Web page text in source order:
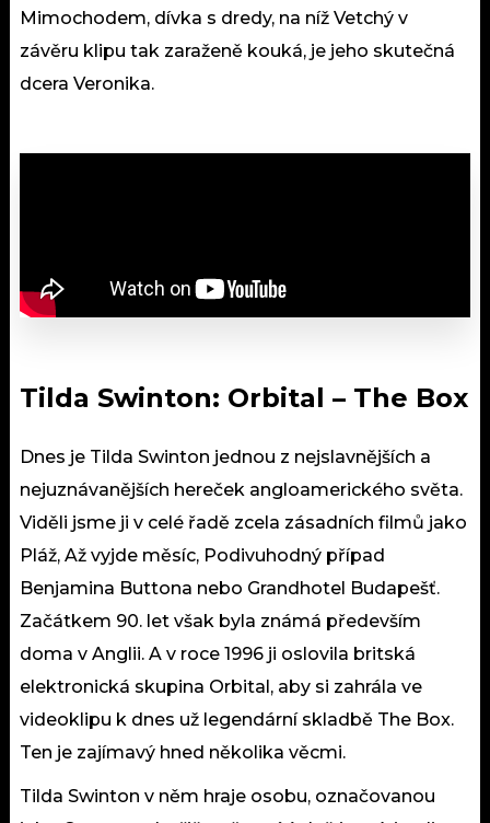
Mimochodem, dívka s dredy, na níž Vetchý v
závěru klipu tak zaraženě kouká, je jeho skutečná
dcera Veronika.
Tilda Swinton: Orbital – The Box
Dnes je Tilda Swinton jednou z nejslavnějších a
nejuznávanějších hereček angloamerického světa.
Viděli jsme ji v celé řadě zcela zásadních filmů jako
Pláž, Až vyjde měsíc, Podivuhodný případ
Benjamina Buttona nebo Grandhotel Budapešť.
Začátkem 90. let však byla známá především
doma v Anglii. A v roce 1996 ji oslovila britská
elektronická skupina Orbital, aby si zahrála ve
videoklipu k dnes už legendární skladbě The Box.
Ten je zajímavý hned několika věcmi.
Tilda Swinton v něm hraje osobu, označovanou